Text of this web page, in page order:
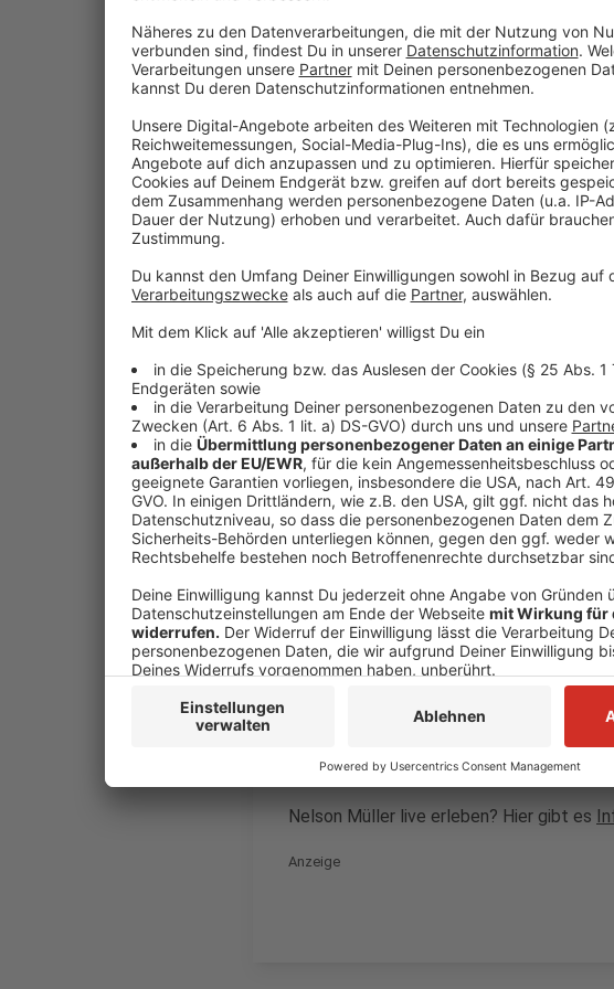
Blutwurst nach Geschmack
Anzeige
Und so bereitet ihr das Essen zu
Anzeige
Die Butter schmelzen lassen.
Danach das Mehl unterheben. Apfel
mit Salz und Pfeffer abschmecken.
Anzeige
Das ist der Kitchen Club by Nelson
Anzeige
Bei euch läuft das Radio in der Küche,
uns exklusiv in seinen Kitchen Club ein.
Rezepten zum Nachkochen oder
weiht uns in die Geheimnisse eines
Müller ist etwas für alle Gourmets und
Kardamom ein Gewürz ist und kein
Extraklasse. Feinste Küche, die man
Bon Appetit - oder wie Nelson es sagt:
Nelson Müller live erleben? Hier gibt es
Anzeige